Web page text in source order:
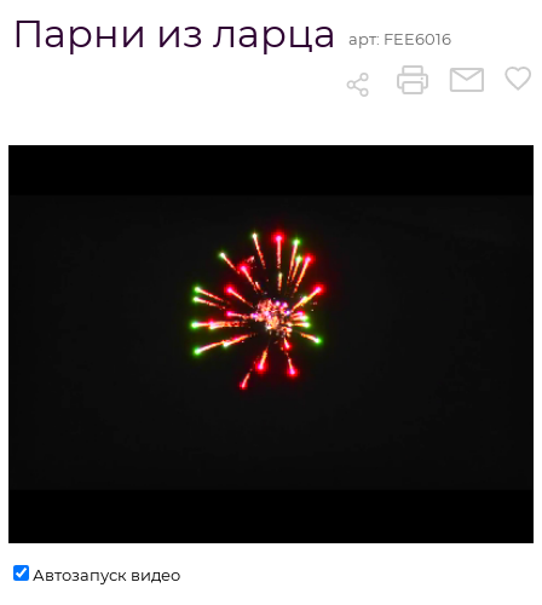
Парни из ларца арт: FEE6016
Автозапуск видео